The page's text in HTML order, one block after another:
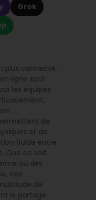
Grok
plus connecté,
ligne sont
les équipes
de
et de
fluide entre
Que ce soit
ou des
ces
de
le partage